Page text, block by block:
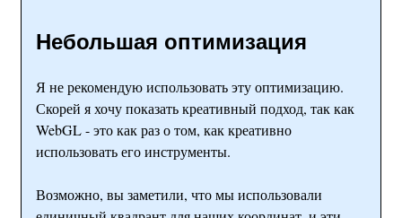
Небольшая оптимизация
Я не рекомендую использовать эту оптимизацию.
Скорей я хочу показать креативный подход, так как
WebGL - это как раз о том, как креативно
использовать его инструменты.
Возможно, вы заметили, что мы использовали